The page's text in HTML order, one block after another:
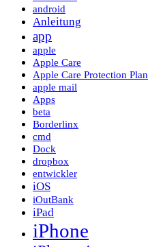
android
Anleitung
app
apple
Apple Care
Apple Care Protection Plan
apple mail
Apps
beta
Borderlinx
cmd
Dock
dropbox
entwickler
iOS
iOutBank
iPad
iPhone